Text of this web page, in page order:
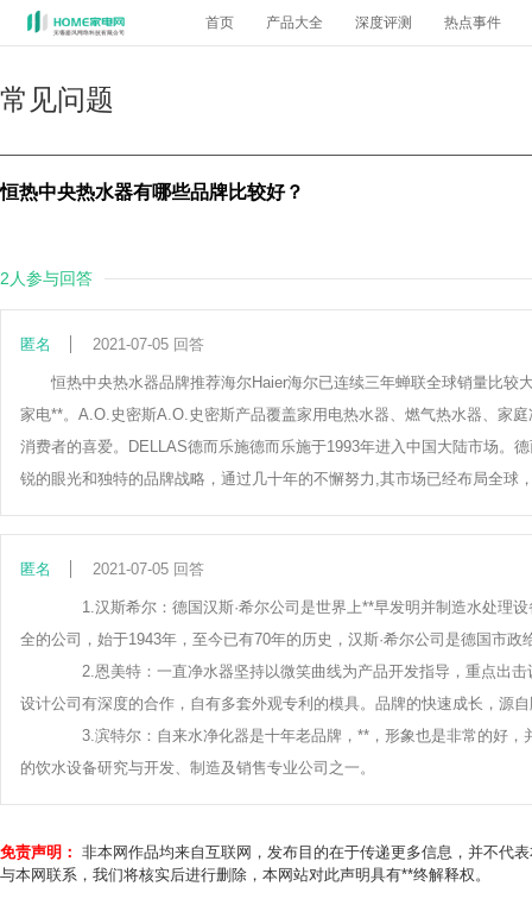
首页 产品大全 深度评测 热点事件
常见问题
恒热中央热水器有哪些品牌比较好？
2人参与回答
匿名 2021-07-05 回答
恒热中央热水器品牌推荐海尔Haier海尔已连续三年蝉联全球销量比
家电**。A.O.史密斯A.O.史密斯产品覆盖家用电热水器、燃气热水器、家
消费者的喜爱。DELLAS德而乐施德而乐施于1993年进入中国大陆市场。
锐的眼光和独特的品牌战略，通过几十年的不懈努力,其市场已经布局全球
匿名 2021-07-05 回答
1.汉斯希尔：德国汉斯·希尔公司是世界上**早发明并制造水处理
全的公司，始于1943年，至今已有70年的历史，汉斯·希尔公司是德国市政
2.恩美特：一直净水器坚持以微笑曲线为产品开发指导，重点出击
设计公司有深度的合作，自有多套外观专利的模具。品牌的快速成长，源
3.滨特尔：自来水净化器是十年老品牌，**，形象也是非常的好，
的饮水设备研究与开发、制造及销售专业公司之一。
免责声明： 非本网作品均来自互联网，发布目的在于传递更多信息，并不代
与本网联系，我们将核实后进行删除，本网站对此声明具有**终解释权。